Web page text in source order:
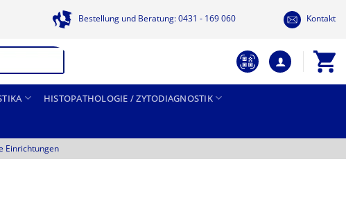
Bestellung und Beratung: 0431 - 169 060 Kontakt
HISTOPATHOLOGIE / ZYTODIAGNOSTIK
Einrichtungen